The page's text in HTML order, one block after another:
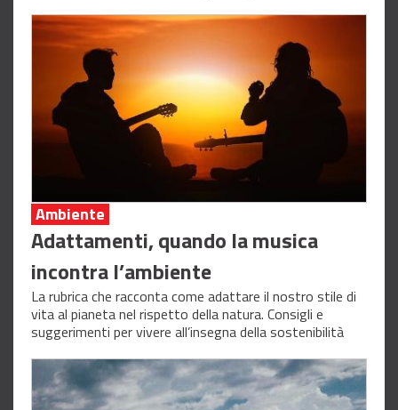
Ambiente
Adattamenti, quando la musica
incontra l’ambiente
La rubrica che racconta come adattare il nostro stile di
vita al pianeta nel rispetto della natura. Consigli e
suggerimenti per vivere all’insegna della sostenibilità